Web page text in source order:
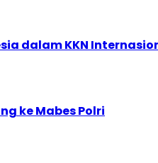
dalam KKN
ke Mabes Polri